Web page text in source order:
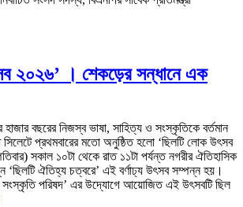
২০২৬’ । শেকড়ের সন্ধানে এক
হাজার বছরের নিজস্ব ভাষা, সাহিত্য ও সংস্কৃতিকে বর্তমান
সিলেটে প্রথমবারের মতো অনুষ্ঠিত হলো ‘ছিলটি লোক উৎসব
সকাল ১০টা থেকে রাত ১১টা পর্যন্ত নগরীর ঐতিহাসিক
ঐতিহ্য চত্বরে’ এই বর্ণাঢ্য উৎসব সম্পন্ন হয়।
সংস্কৃতি পরিষদ’ এর উদ্যোগে আয়োজিত এই উৎসবটি ছিল